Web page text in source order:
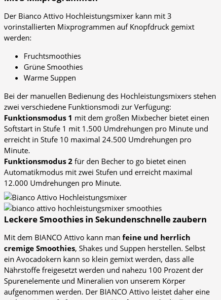
Der Bianco Attivo Hochleistungsmixer kann mit 3
vorinstallierten Mixprogrammen auf Knopfdruck gemixt
werden:
Fruchtsmoothies
Grüne Smoothies
Warme Suppen
Bei der manuellen Bedienung des Hochleistungsmixers stehen
zwei verschiedene Funktionsmodi zur Verfügung:
Funktionsmodus 1 mit dem großen Mixbecher bietet einen
Softstart in Stufe 1 mit 1.500 Umdrehungen pro Minute und
erreicht in Stufe 10 maximal 24.500 Umdrehungen pro
Minute.
Funktionsmodus 2 für den Becher to go bietet einen
Automatikmodus mit zwei Stufen und erreicht maximal
12.000 Umdrehungen pro Minute.
Leckere Smoothies in Sekundenschnelle zaubern
Mit dem BIANCO Attivo kann man feine und herrlich
cremige Smoothies, Shakes und Suppen herstellen. Selbst
ein Avocadokern kann so klein gemixt werden, dass alle
Nährstoffe freigesetzt werden und nahezu 100 Prozent der
Spurenelemente und Mineralien von unserem Körper
aufgenommen werden. Der BIANCO Attivo leistet daher eine